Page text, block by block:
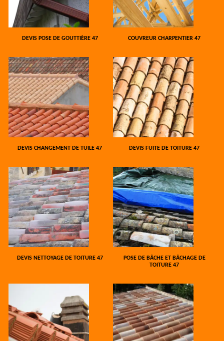
DEVIS POSE DE GOUTTIÈRE 47 COUVREUR CHARPENTIER 47
DEVIS CHANGEMENT DE TUILE 47 DEVIS FUITE DE TOITURE 47
DEVIS NETTOYAGE DE TOITURE 47
POSE DE BÂCHE ET BÂCHAGE DE
TOITURE 47